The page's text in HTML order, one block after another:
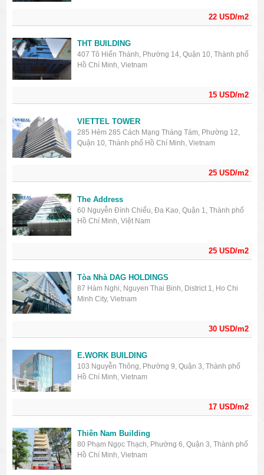
22 USD/m2
15 USD/m2
THT BUILDING
407 Tô Hiến Thành, Phường 14, Quận 10, Thành phố
Hồ Chí Minh, Vietnam
25 USD/m2
VIETTEL TOWER
285 Hẻm 285 Cách Mạng Tháng Tám, Phường 12,
Quận 10, Thành phố Hồ Chí Minh, Vietnam
25 USD/m2
The Address
60 Nguyễn Đình Chiểu, Đa Kao, Quận 1, Thành phố
Hồ Chí Minh, Việt Nam
30 USD/m2
Tòa Nhà DAG HOLDINGS
87 Hàm Nghi, Nguyen Thai Binh, District 1, Ho Chi
Minh City, Vietnam
17 USD/m2
E.WORK BUILDING
103 Nguyễn Thông, Phường 9, Quận 3, Thành phố
Hồ Chí Minh, Vietnam
Thiên Nam Building
80 Phạm Ngọc Thạch, Phường 6, Quận 3, Thành phố
Hồ Chí Minh, Vietnam